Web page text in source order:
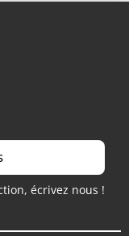
écrivez nous !